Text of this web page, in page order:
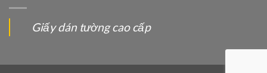
Giấy dán tường cao cấp